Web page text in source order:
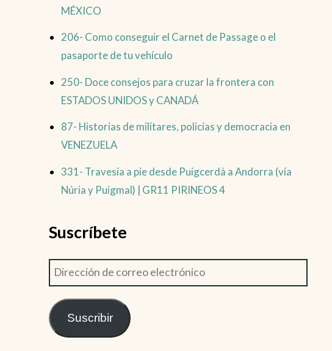
MÉXICO
206- Como conseguir el Carnet de Passage o el
pasaporte de tu vehículo
250- Doce consejos para cruzar la frontera con
ESTADOS UNIDOS y CANADÁ
87- Historias de militares, policías y democracia en
VENEZUELA
331- Travesía a pie desde Puigcerdà a Andorra (vía
Núria y Puigmal) | GR11 PIRINEOS 4
Suscríbete
Suscribir